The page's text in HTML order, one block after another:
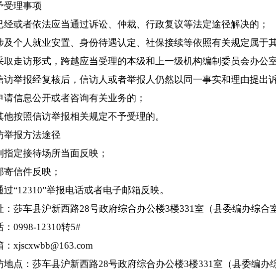
受理事项
经或者依法应当通过诉讼、仲裁、行政复议等法定途径解决的；
及个人就业安置、身份待遇认定、社保接续等依照有关规定属于
取走访形式，跨越应当受理的本级和上一级机构编制委员会办公
访举报经复核后，信访人或者举报人仍然以同一事实和理由提出
请信息公开或者咨询有关业务的；
他按照信访举报相关规定不予受理的。
举报方法途径
指定接待场所当面反映；
寄信件反映；
过“12310”举报电话或者电子邮箱反映。
：莎车县沪新西路28号政府综合办公楼3楼331室（县委编办综合
：0998-12310转5#
：xjscxwbb@163.com
地点：莎车县沪新西路28号政府综合办公楼3楼331室（县委编办